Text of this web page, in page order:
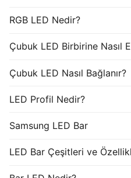
RGB LED Nedir?
Çubuk LED Birbirine Nasıl
Çubuk LED Nasıl Bağlanır?
LED Profil Nedir?
Samsung LED Bar
LED Bar Çeşitleri ve